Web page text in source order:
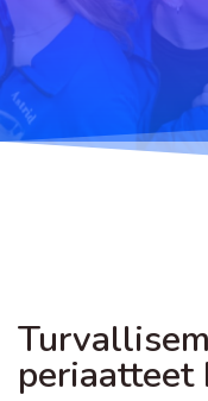
Järjestyssäännöt
Turvallisemman tilan
Saavutettava
Yleistä
Ilmoittautuminen
Lajit
Tanssietiketti
Aikataulu
Kaikki projektit
periaatteet